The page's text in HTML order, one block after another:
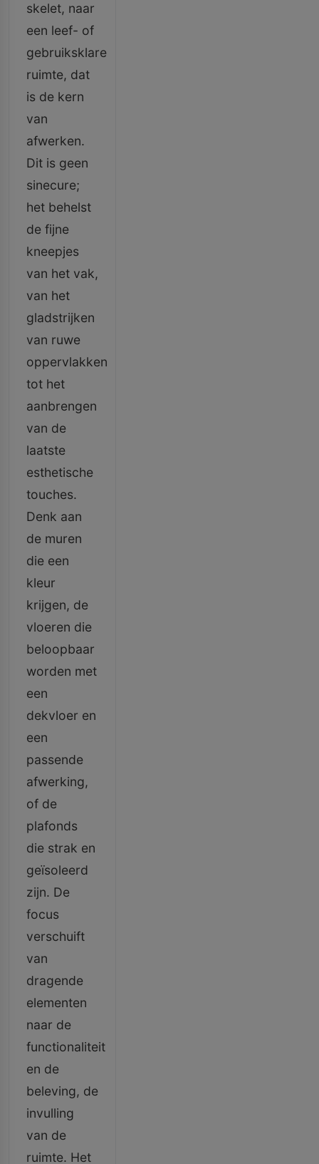
skelet, naar
een leef- of
gebruiksklare
ruimte, dat
is de kern
van
afwerken.
Dit is geen
sinecure;
het behelst
de fijne
kneepjes
van het vak,
van het
gladstrijken
van ruwe
oppervlakken
tot het
aanbrengen
van de
laatste
esthetische
touches.
Denk aan
de muren
die een
kleur
krijgen, de
vloeren die
beloopbaar
worden met
een
dekvloer en
een
passende
afwerking,
of de
plafonds
die strak en
geïsoleerd
zijn. De
focus
verschuift
van
dragende
elementen
naar de
functionaliteit
en de
beleving, de
invulling
van de
ruimte. Het